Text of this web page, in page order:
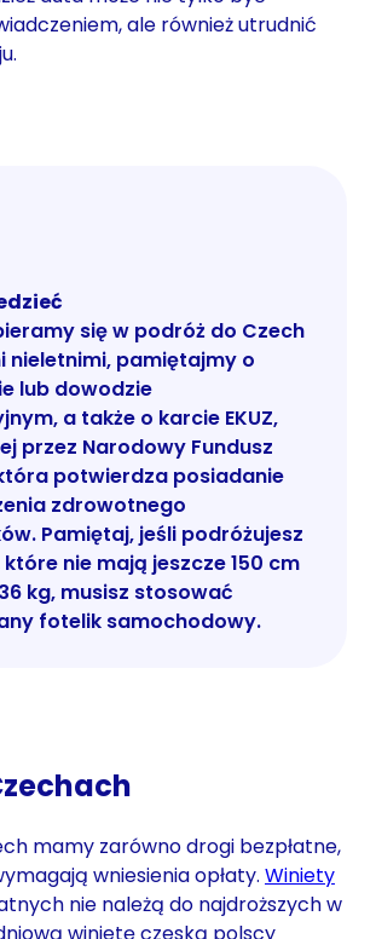
ale również utrudnić
się w podróż do Czech
nieletnimi, pamiętajmy o
lub dowodzie
a także o karcie EKUZ,
przez Narodowy Fundusz
potwierdza posiadanie
zdrowotnego
Pamiętaj, jeśli podróżujesz
nie mają jeszcze 150 cm
kg, musisz stosować
fotelik samochodowy.
mamy zarówno drogi bezpłatne,
wniesienia opłaty. Winiety
nie należą do najdroższych w
winietę czeską polscy